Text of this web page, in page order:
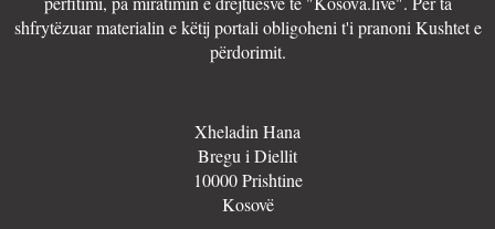
shfrytëzuar materialin e këtij portali obligoheni t'i pranoni Kushtet e
përdorimit.
Xheladin Hana
Bregu i Diellit
10000 Prishtine
Kosovë